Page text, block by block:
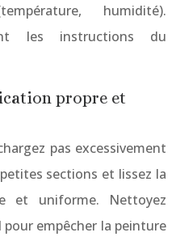
humidité).
les instructions du
propre et
pas excessivement
sections et lissez la
et uniforme. Nettoyez
empêcher la peinture